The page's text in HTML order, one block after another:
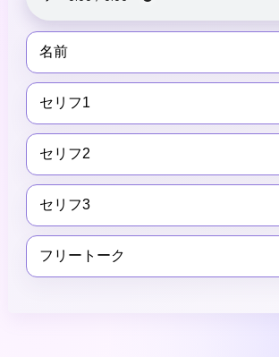
名前
セリフ1
セリフ2
セリフ3
フリートーク